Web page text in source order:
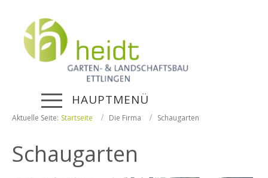
HAUPTMENÜ
Aktuelle Seite: Startseite Die Firma Schaugarten
Schaugarten